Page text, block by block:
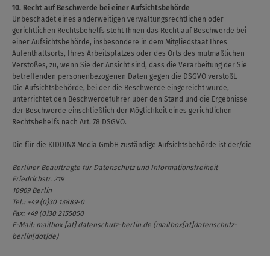
10. Recht auf Beschwerde bei einer Aufsichtsbehörde
Unbeschadet eines anderweitigen verwaltungsrechtlichen oder
gerichtlichen Rechtsbehelfs steht Ihnen das Recht auf Beschwerde bei
einer Aufsichtsbehörde, insbesondere in dem Mitgliedstaat Ihres
Aufenthaltsorts, Ihres Arbeitsplatzes oder des Orts des mutmaßlichen
Verstoßes, zu, wenn Sie der Ansicht sind, dass die Verarbeitung der Sie
betreffenden personenbezogenen Daten gegen die DSGVO verstößt.
Die Aufsichtsbehörde, bei der die Beschwerde eingereicht wurde,
unterrichtet den Beschwerdeführer über den Stand und die Ergebnisse
der Beschwerde einschließlich der Möglichkeit eines gerichtlichen
Rechtsbehelfs nach Art. 78 DSGVO.
Die für die KIDDINX Media GmbH zuständige Aufsichtsbehörde ist der/die
Berliner Beauftragte für Datenschutz und Informationsfreiheit
Friedrichstr. 219
10969 Berlin
Tel.: +49 (0)30 13889-0
Fax: +49 (0)30 2155050
E-Mail: mailbox[at] datenschutz-berlin.de (mailbox[at]datenschutz-
berlin[dot]de)